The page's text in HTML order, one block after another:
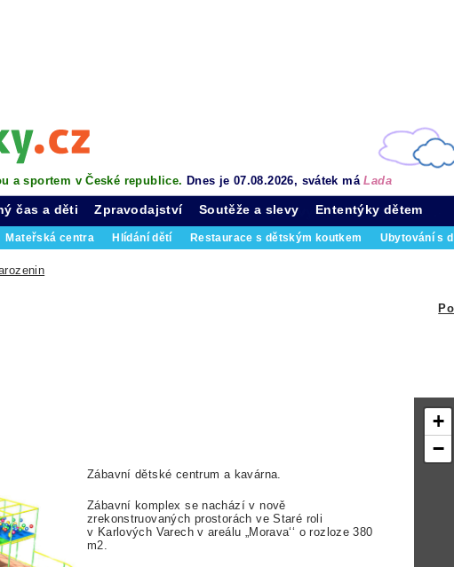
a sportem v České republice. Dnes je 07.08.2026, svátek máLada
čas a děti
Mateřská centra Hlídání dětí Restaurace s dětským koutkem Ubytování s
Zpravodajství Soutěže a slevy Ententýky dětem
Zábavní dětské centrum a kavárna.
Zábavní komplex se nachází v nově
zrekonstruovaných prostorách ve Staré roli
v Karlových Varech v areálu „Morava‘‘ o rozloze 380
m2.
+
−